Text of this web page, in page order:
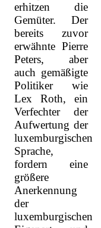
erhitzen die
Gemüter. Der
bereits zuvor
erwähnte Pierre
Peters, aber
auch gemäßigte
Politiker wie
Lex Roth, ein
Verfechter der
Aufwertung der
luxemburgischen
Sprache,
fordern eine
größere
Anerkennung
der
luxemburgischen